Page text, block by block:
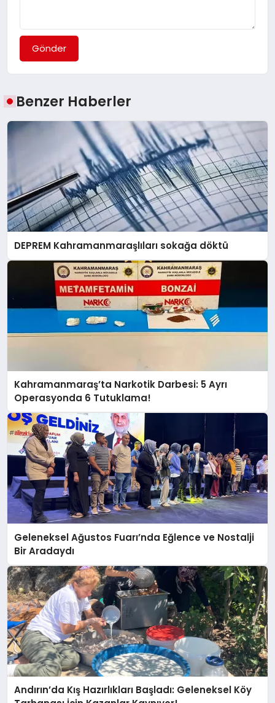
Gönder
Benzer Haberler
DEPREM Kahramanmaraşlıları sokağa döktü
Kahramanmaraş’ta Narkotik Darbesi: 5 Ayrı
Operasyonda 6 Tutuklama!
Geleneksel Ağustos Fuarı’nda Eğlence ve Nostalji
Bir Aradaydı
Andırın’da Kış Hazırlıkları Başladı: Geleneksel Köy